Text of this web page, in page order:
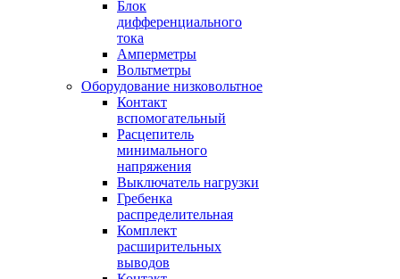
Блок
дифференциального
тока
Амперметры
Вольтметры
Оборудование низковольтное
Контакт
вспомогательный
Расцепитель
минимального
напряжения
Выключатель нагрузки
Гребенка
распределительная
Комплект
расширительных
выводов